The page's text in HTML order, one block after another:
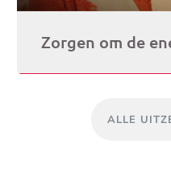
Zorgen om de
ALLE